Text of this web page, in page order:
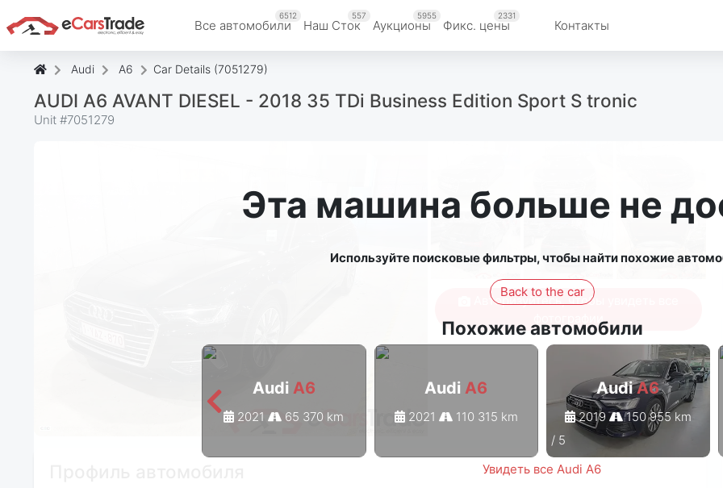
Все автомобили
6512
Наш Cток
557
Аукционы
5955
Фикс. цены
2331
Контакты
Audi A6 Car Details (7051279)
AUDI A6 AVANT DIESEL - 2018 35 TDi Business Edition Sport S tronic
Unit #7051279
Эта машина больше не
Используйте поисковые фильтры, чтобы найти похожие
Back to the car
Похожие автомобили
Audi A6
2021 65 370 km
AudiA6
2021 110 315 km
AudiA6
2019 150 955 km
/ 5
Увидеть все Audi A6
Авторизуйтесь, чтобы увидеть все
фотографии